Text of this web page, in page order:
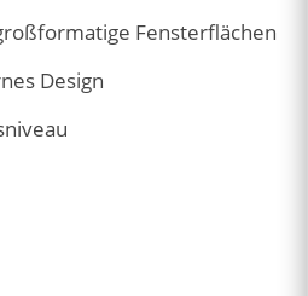
Fensterflächen
Design